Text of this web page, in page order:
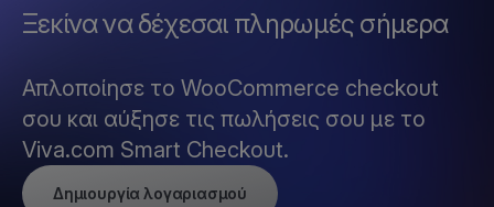
Ξεκίνα να δέχεσαι πληρωμές σήμερα
Απλοποίησε το WooCommerce checkout
σου και αύξησε τις πωλήσεις σου με το
Viva.com Smart Checkout.
Δημιουργία λογαριασμού